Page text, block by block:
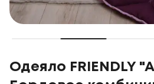
Одеяло FRIENDLY